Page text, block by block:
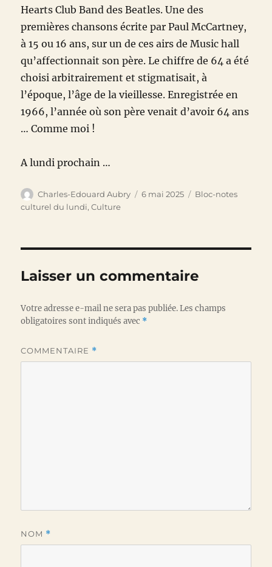
Hearts Club Band des Beatles. Une des
premières chansons écrite par Paul McCartney,
à 15 ou 16 ans, sur un de ces airs de Music hall
qu’affectionnait son père. Le chiffre de 64 a été
choisi arbitrairement et stigmatisait, à
l’époque, l’âge de la vieillesse. Enregistrée en
1966, l’année où son père venait d’avoir 64 ans
… Comme moi !
A lundi prochain …
Auteur
Charles-Edouard Aubry
Publié
6 mai 2025 Catégories
Bloc-notes
culturel du lundi,Culture
Laisser un commentaire
Votre adresse e-mail ne sera pas publiée. Les champs
obligatoires sont indiqués avec *
COMMENTAIRE *
NOM *